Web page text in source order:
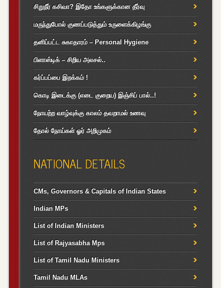
சிறுநீர் கசிவா? இதோ உங்களுக்கான தீர்வு
மருந்துபோல் குணப்படுத்தும் உருளைக்கிழங்கு
தனிப்பட்ட சுகாதாரம் – Personal Hygiene
பிளாஸ்டிக் – சிறிய அலசல்..
கர்ப்பப்பை இறக்கம் !
கொடி இடைக்கு (எடை குறைய) இஞ்சிப் பால்..!
நோயற்ற வாழ்வுக்கு காலம் தவறாமல் உணவு
தோல் நோய்கள் ஓர் அறிமுகம்
NATIONAL DETAILS
CMs, Governors & Capitals of Indian States
Indian MPs
List of Indian Ministers
List of Rajyasabha Mps
List of Tamil Nadu Ministers
Tamil Nadu MLAs